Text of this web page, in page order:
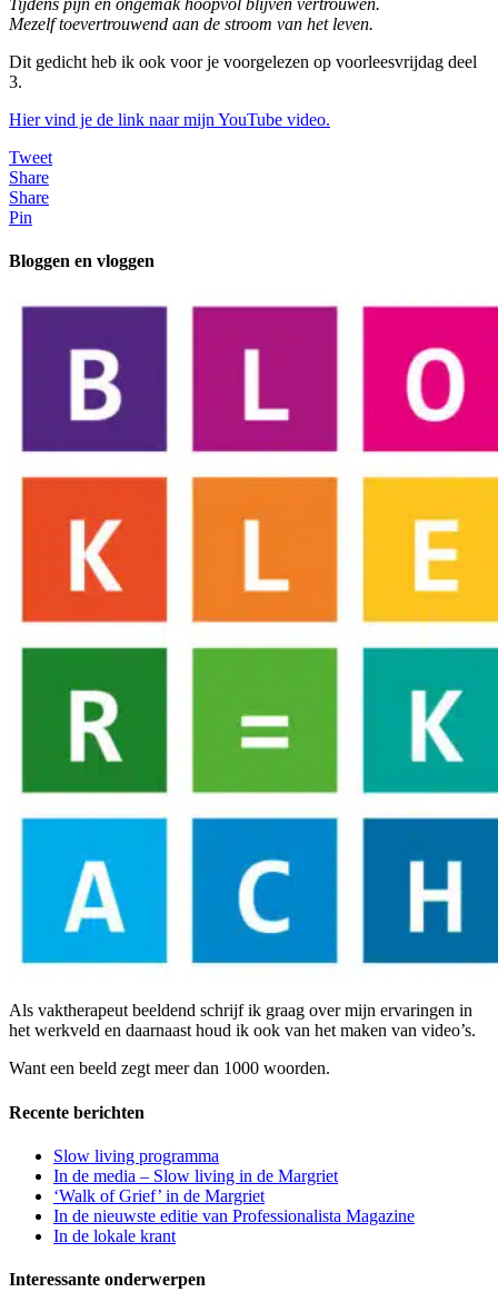
Mezelf toevertrouwend aan de stroom van het leven.
Dit gedicht heb ik ook voor je voorgelezen op voorleesvrijdag deel
3.
Hier vind je de link naar mijn YouTube video.
Tweet
Share
Share
Pin
Bloggen en vloggen
Als vaktherapeut beeldend schrijf ik graag over mijn ervaringen in
het werkveld en daarnaast houd ik ook van het maken van video’s.
Want een beeld zegt meer dan 1000 woorden.
Recente berichten
Slow living programma
In de media – Slow living in de Margriet
‘Walk of Grief’ in de Margriet
In de nieuwste editie van Professionalista Magazine
In de lokale krant
Interessante onderwerpen